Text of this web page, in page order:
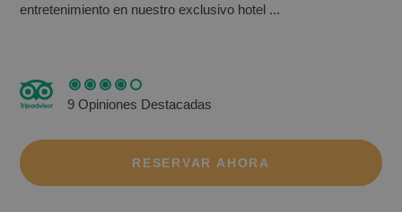
entretenimiento en nuestro exclusivo hotel ...
9 Opiniones Destacadas
RESERVAR AHORA